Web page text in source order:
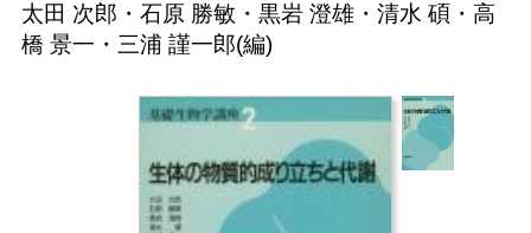
太田 次郎 ・ 石原 勝敏 ・ 黒岩 澄雄・ 清水 碩 ・ 高
橋 景一 ・ 三浦 謹一郎(編)